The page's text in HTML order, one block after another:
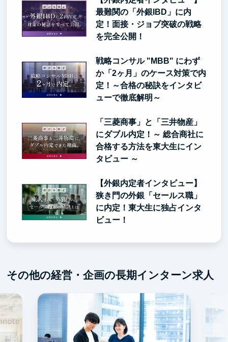
最難関の「外銀IBD」に内
定！面接・ジョブ突破の戦略
を完全公開！
戦略コンサル "MBB" にわず
か「2ヶ月」のケース対策で内
定！～合格の秘訣をインタビ
ューで徹底解明～
「三菱商事」と「三井物産」
にダブル内定！～ 総合商社に
合格する方法を東大生にイン
タビュー ～
【外銀内定者インタビュー】
狭き門の外銀「セールス職」
に内定！東大生に独占インタ
ビュー！
その他の経営・企画の長期インターン求人